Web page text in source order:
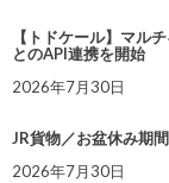
【トドケール】マル
とのAPI連携を開始
2026年7月30日
JR貨物／お盆休み期
2026年7月30日